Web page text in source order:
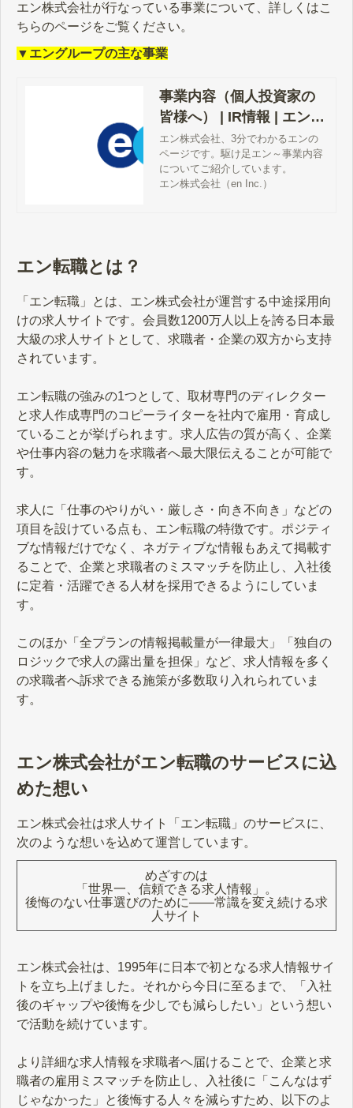
エン株式会社が行なっている事業について、詳しくはこ
ちらのページをご覧ください。
▼エングループの主な事業
事業内容（個人投資家の
皆様へ） | IR情報 | エン株
式会社（en Inc.）
エン株式会社、3分でわかるエンの
ページです。駆け足エン～事業内容
についてご紹介しています。
エン株式会社（en Inc.）
エン転職とは？
「エン転職」とは、エン株式会社が運営する中途採用向
けの求人サイトです。会員数1200万人以上を誇る日本最
大級の求人サイトとして、求職者・企業の双方から支持
されています。
エン転職の強みの1つとして、取材専門のディレクター
と求人作成専門のコピーライターを社内で雇用・育成し
ていることが挙げられます。求人広告の質が高く、企業
や仕事内容の魅力を求職者へ最大限伝えることが可能で
す。
求人に「仕事のやりがい・厳しさ・向き不向き」などの
項目を設けている点も、エン転職の特徴です。ポジティ
ブな情報だけでなく、ネガティブな情報もあえて掲載す
ることで、企業と求職者のミスマッチを防止し、入社後
に定着・活躍できる人材を採用できるようにしていま
す。
このほか「全プランの情報掲載量が一律最大」「独自の
ロジックで求人の露出量を担保」など、求人情報を多く
の求職者へ訴求できる施策が多数取り入れられていま
す。
エン株式会社がエン転職のサービスに込
めた想い
エン株式会社は求人サイト「エン転職」のサービスに、
次のような想いを込めて運営しています。
めざすのは
「世界一、信頼できる求人情報」。
後悔のない仕事選びのために――常識を変え続ける求
人サイト
エン株式会社は、1995年に日本で初となる求人情報サイ
トを立ち上げました。それから今日に至るまで、「入社
後のギャップや後悔を少しでも減らしたい」という想い
で活動を続けています。
より詳細な求人情報を求職者へ届けることで、企業と求
職者の雇用ミスマッチを防止し、入社後に「こんなはず
じゃなかった」と後悔する人々を減らすため、以下のよ